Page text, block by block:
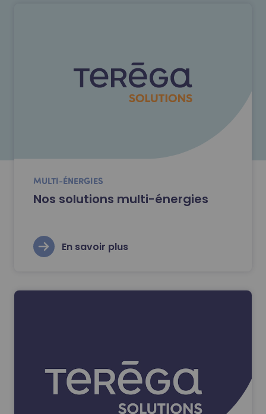
MULTI-ÉNERGIES
Nos solutions multi-énergies
En savoir plus